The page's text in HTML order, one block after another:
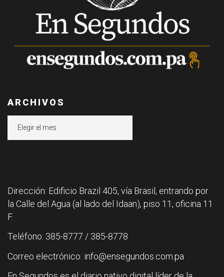
ARCHIVOS
Dirección: Edificio Brazil 405, vía Brasil, entrando por
la Calle del Agua (al lado del Idaan), piso 11, oficina 11
F.
Teléfono: 385-8777 / 385-8778
Correo electrónico: info@ensegundos.com.pa